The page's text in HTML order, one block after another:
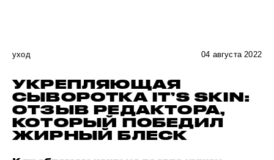
уход 04 августа 2022
УКРЕПЛЯЮЩАЯ
СЫВОРОТКА IT’S SKIN:
ОТЗЫВ РЕДАКТОРА,
КОТОРЫЙ ПОБЕДИЛ
ЖИРНЫЙ БЛЕСК